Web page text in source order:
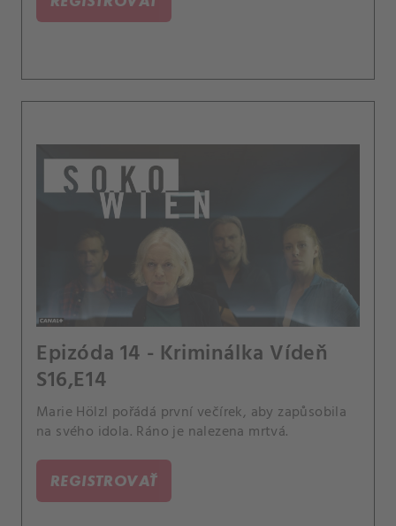
Epizóda 14 - Kriminálka Vídeň
S16,E14
Marie Hölzl pořádá první večírek, aby zapůsobila
na svého idola. Ráno je nalezena mrtvá.
REGISTROVAŤ